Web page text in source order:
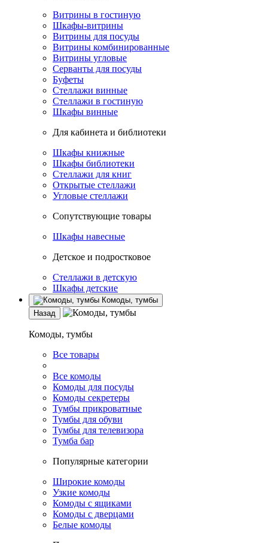
Витрины в гостиную
Шкафы-витрины
Витрины для посуды
Витрины комбинированные
Витрины угловые
Серванты для посуды
Буфеты
Стеллажи винные
Стеллажи в гостиную
Шкафы винные
Для кабинета и библиотеки
Шкафы книжные
Шкафы библиотеки
Стеллажи для книг
Открытые стеллажи
Угловые стеллажи
Сопутствующие товары
Шкафы навесные
Детское и подростковое
Стеллажи в детскую
Шкафы детские
Комоды, тумбы
Назад
Комоды, тумбы
Все товары
Все комоды
Комоды для посуды
Комоды секретеры
Тумбы прикроватные
Тумбы для обуви
Тумбы для телевизора
Тумба бар
Популярные категории
Широкие комоды
Узкие комоды
Комоды с ящиками
Комоды с дверцами
Белые комоды